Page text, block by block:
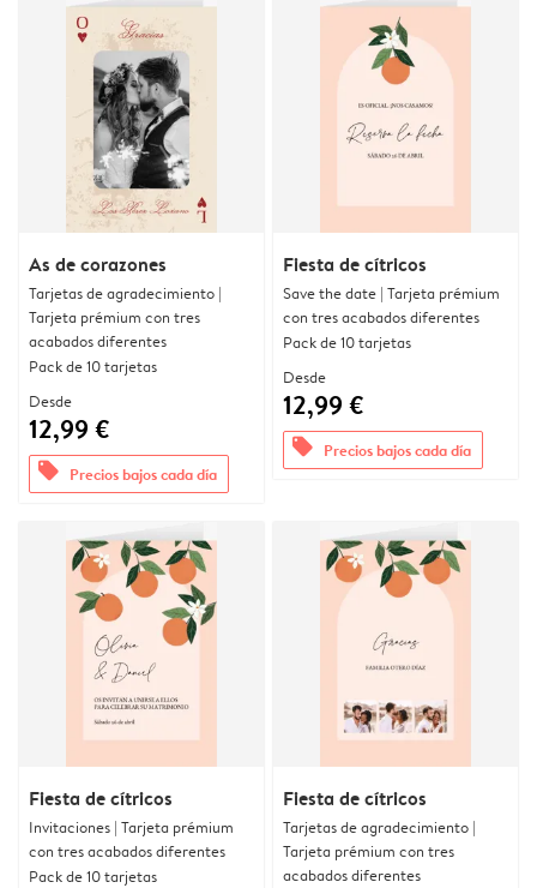
As de corazones
Tarjetas de agradecimiento |
Tarjeta prémium con tres
acabados diferentes
Pack de 10 tarjetas
Desde
12,99 €
offers Precios bajos cada día
Fiesta de cítricos
Save the date | Tarjeta prémium
con tres acabados diferentes
Pack de 10 tarjetas
Desde
12,99 €
offers Precios bajos cada día
Fiesta de cítricos
Invitaciones | Tarjeta prémium
con tres acabados diferentes
Pack de 10 tarjetas
Fiesta de cítricos
Tarjetas de agradecimiento |
Tarjeta prémium con tres
acabados diferentes